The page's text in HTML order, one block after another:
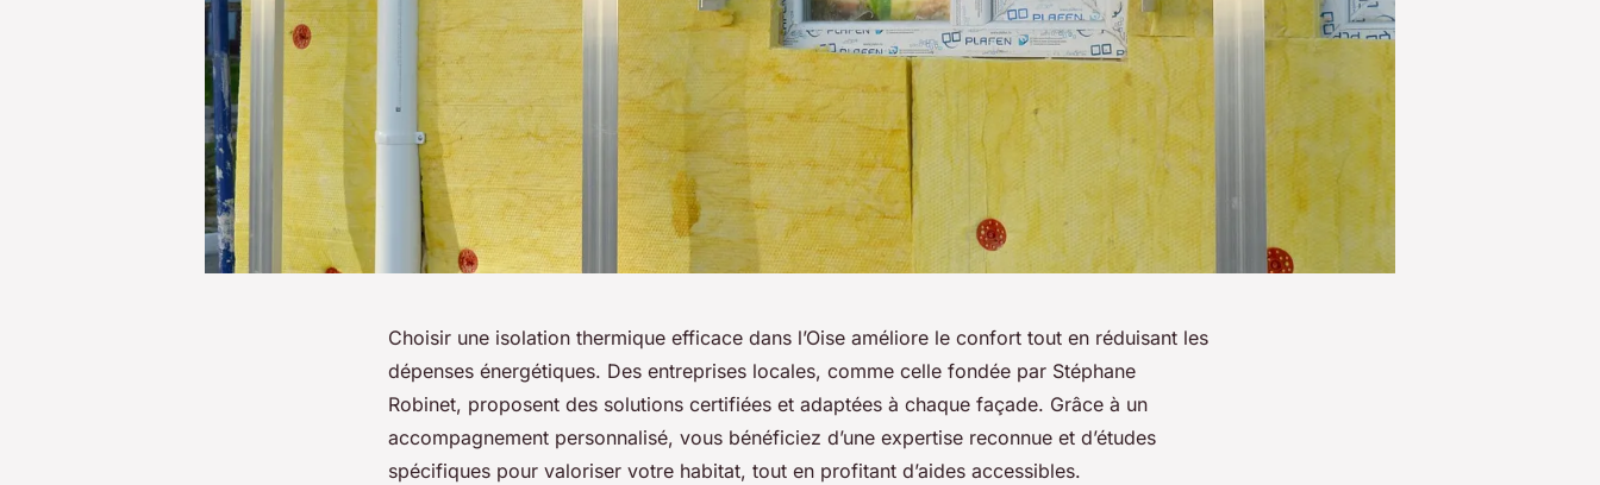
Choisir une isolation thermique efficace dans l’Oise améliore le confort tout en réduisant les
dépenses énergétiques. Des entreprises locales, comme celle fondée par Stéphane
Robinet, proposent des solutions certifiées et adaptées à chaque façade. Grâce à un
accompagnement personnalisé, vous bénéficiez d’une expertise reconnue et d’études
spécifiques pour valoriser votre habitat, tout en profitant d’aides accessibles.